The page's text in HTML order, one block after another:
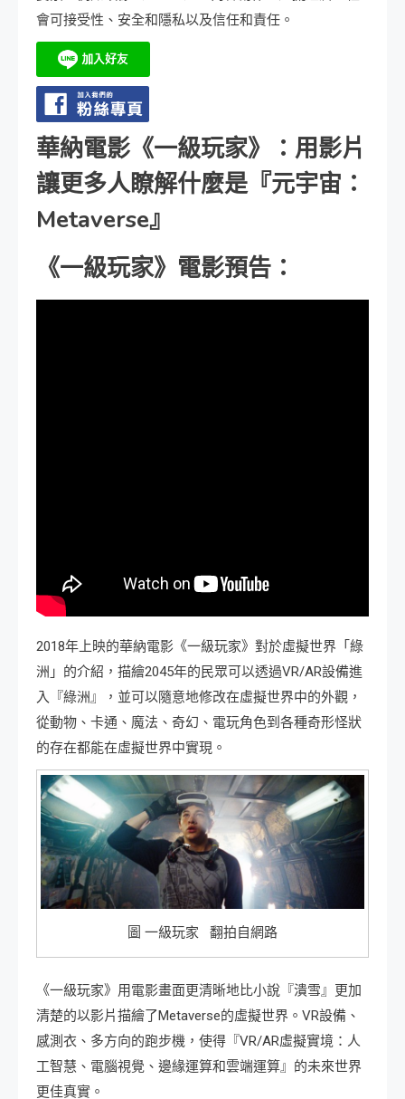
會可接受性、安全和隱私以及信任和責任。
華納電影《一級玩家》：用影片
讓更多人瞭解什麼是『元宇宙：
Metaverse』
《一級玩家》電影預告：
2018年上映的華納電影《一級玩家》對於虛擬世界「綠
洲」的介紹，描繪2045年的民眾可以透過VR/AR設備進
入『綠洲』，並可以隨意地修改在虛擬世界中的外觀，
從動物、卡通、魔法、奇幻、電玩角色到各種奇形怪狀
的存在都能在虛擬世界中實現。
圖 一級玩家 翻拍自網路
《一級玩家》用電影畫面更清晰地比小說『潰雪』更加
清楚的以影片描繪了Metaverse的虛擬世界。VR設備、
感測衣、多方向的跑步機，使得『VR/AR虛擬實境：人
工智慧、電腦視覺、邊緣運算和雲端運算』的未來世界
更佳真實。